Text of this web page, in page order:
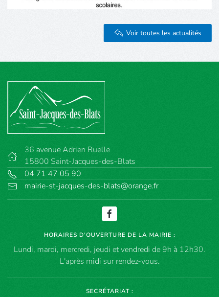
Voir toutes les actualités
36 avenue Adrien Ruelle
15800 Saint-Jacques-des-Blats
04 71 47 05 90
mairie-st-jacques-des-blats@orange.fr
HORAIRES D'OUVERTURE DE LA MAIRIE :
Lundi, mardi, mercredi, jeudi et vendredi de 9h à 12h30.
L'après midi sur rendez-vous.
SECRÉTARIAT :